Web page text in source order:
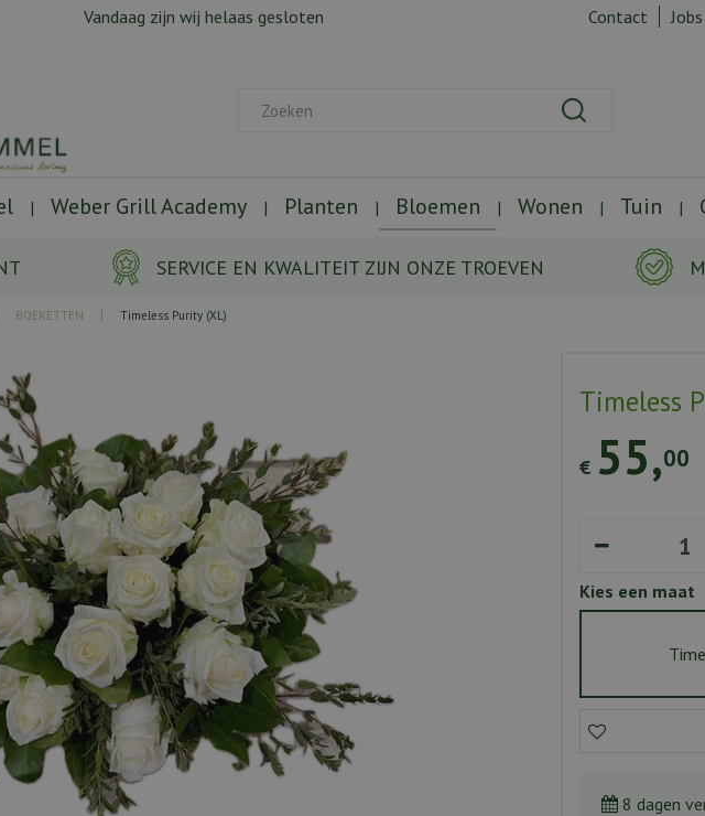
SERVICE EN KWALITEIT ZIJN ONZE TROEVEN
BOEKETTEN Timeless Purity (XL)
Vandaag zijn wij helaas gesloten Contact Jobs
Weber Grill Academy Planten Bloemen Wonen Tuin
Timeless
€ 55,00
Kies een maat
8 dagen